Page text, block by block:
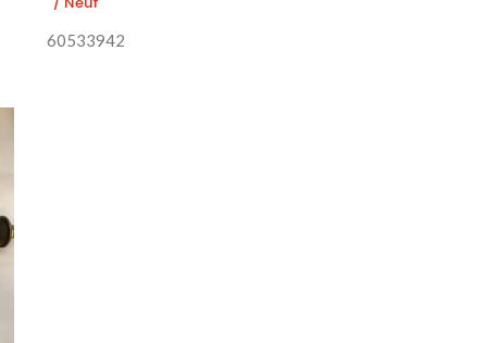
60533942